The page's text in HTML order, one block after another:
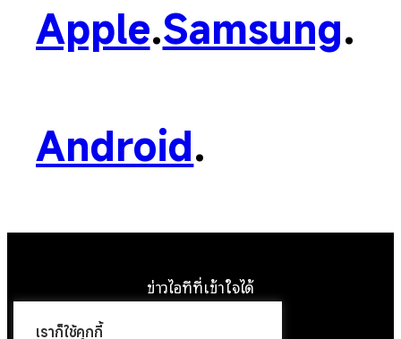
Apple.Samsung.
Android.
ข่าวไอทีที่เข้าใจได้
เราก็ใช้คุกกี้